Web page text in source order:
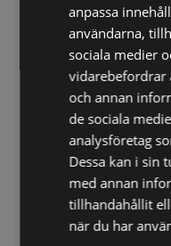
Styrning & smarta
Pekskärm:
Egna recept:
steg)
mätpunkter
Fläktsystem:
reverse
Fuktkontroll:
anpassa
användarna,
sociala medier
vidarebefordrar
och annan
de sociala
analysföretag
Dessa kan i sin
med annan
tillhandahållit
när du har